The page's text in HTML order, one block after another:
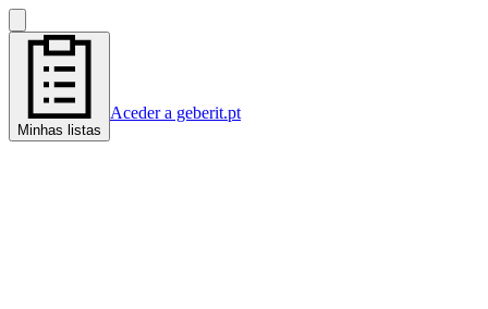
Minhas listas
Aceder a geberit.pt